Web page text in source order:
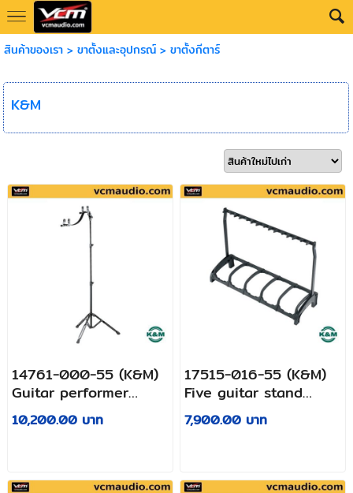
สินค้าของเรา> ขาตั้งและอุปกรณ์> ขาตั้งกีตาร์
K&M
14761-000-55 (K&M)
Guitar performer
stand
10,200.00 บาท
17515-016-55 (K&M)
Five guitar stand
»Guardian 5«
7,900.00 บาท